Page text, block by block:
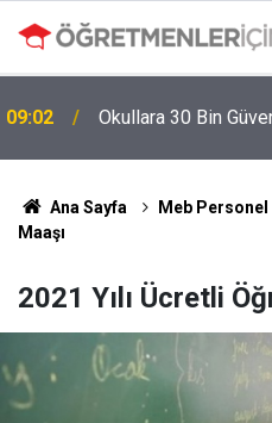
09:02 Okullara 30 Bin
Ana Sayfa Meb Personel
Maaşı
2021 Yılı Ücretli